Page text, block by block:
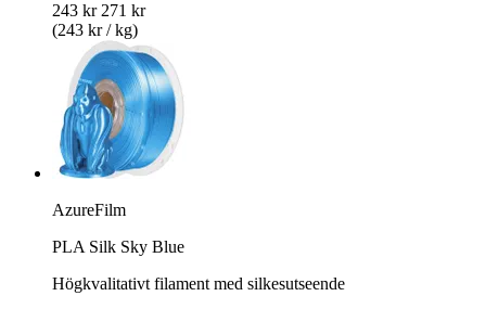
243 kr 271 kr
(243 kr / kg)
AzureFilm
PLA Silk Sky Blue
Högkvalitativt filament med silkesutseende